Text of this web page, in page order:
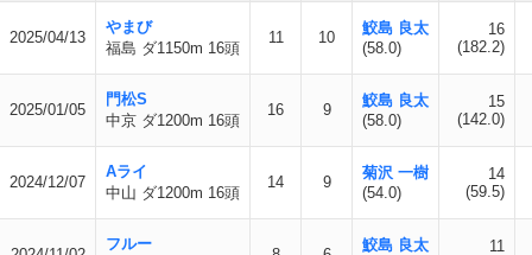
2025/04/13
やまび
福島 ダ1150m 16頭
11 10
鮫島 良太
(58.0)
16
(182.2)
2025/01/05
門松S
中京 ダ1200m 16頭
16 9
鮫島 良太
(58.0)
15
(142.0)
2024/12/07
Aライ
中山 ダ1200m 16頭
14 9
菊沢 一樹
(54.0)
14
(59.5)
フルー
鮫島 良太
11